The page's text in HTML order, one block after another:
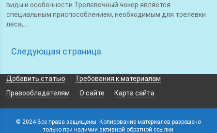
виды и особенности Трелевочный чокер является
специальным приспособлением, необходимым для трелевки
леса,...
Следующая страница
Добавить статью
Требования к материалам
Правообладателям
О сайте Карта сайта
© 2024 Все права защищены. Копирование материалов разрешено
только при наличии активной обратной ссылки